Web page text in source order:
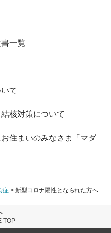
一覧
て
核対策について
住まいのみなさま「マダ
症 > 新型コロナ陽性となられた方へ
TOP